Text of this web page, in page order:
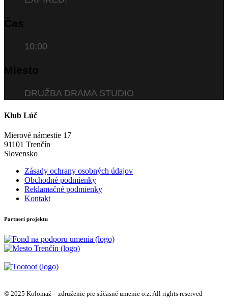
Čas
10:00
Miesto
DRUŽBA DRAMA STUDIO
Klub Lúč
Mierové námestie 17
91101 Trenčín
Slovensko
Zásady ochrany osobných údajov
Obchodné podmienky
Reklamačné podmienky
Kontakt
Partneri projektu
© 2025 Kolomaž – združenie pre súčasné umenie o.z. All rights reserved